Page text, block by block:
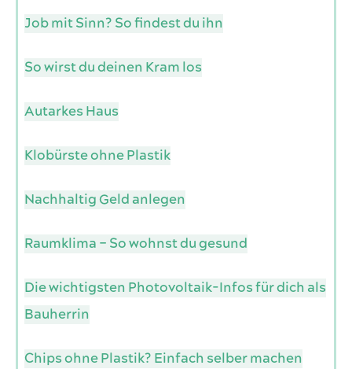
Job mit Sinn? So findest du ihn
So wirst du deinen Kram los
Autarkes Haus
Klobürste ohne Plastik
Nachhaltig Geld anlegen
Raumklima – So wohnst du gesund
Die wichtigsten Photovoltaik-Infos für dich als
Bauherrin
Chips ohne Plastik? Einfach selber machen